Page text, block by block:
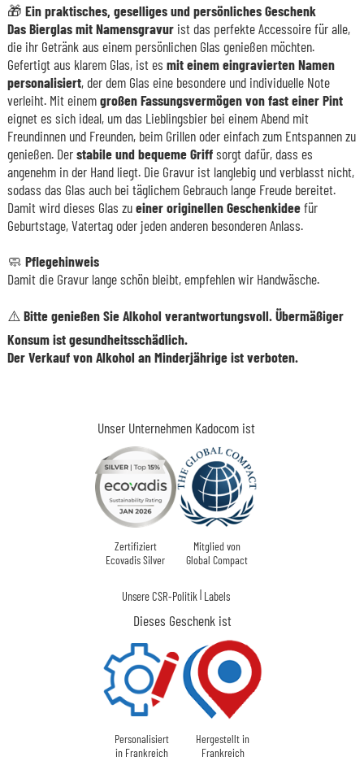
Unser Unternehmen Kadocom ist
Zertifiziert
Ecovadis Silver
Mitglied von
Global Compact
Unsere CSR-Politik | Labels
Dieses Geschenk ist
Personalisiert
in Frankreich
Hergestellt in
Frankreich
🎁 Ein praktisches, geselliges und persönliches Geschenk
Das Bierglas mit Namensgravurist das perfekte Accessoire für alle,
die ihr Getränk aus einem persönlichen Glas genießen möchten.
Gefertigt aus klarem Glas, ist es mit einem eingravierten Namen
personalisiert, der dem Glas eine besondere und individuelle Note
verleiht. Mit einemgroßen Fassungsvermögen von fast einer Pint
eignet es sich ideal, um das Lieblingsbier bei einem Abend mit
Freundinnen und Freunden, beim Grillen oder einfach zum Entspannen zu
genießen. Derstabile und bequeme Griffsorgt dafür, dass es
angenehm in der Hand liegt. Die Gravur ist langlebig und verblasst nicht,
sodass das Glas auch bei täglichem Gebrauch lange Freude bereitet.
Damit wird dieses Glas zueiner originellen Geschenkideefür
Geburtstage, Vatertag oder jeden anderen besonderen Anlass.
🧼 Pflegehinweis
Damit die Gravur lange schön bleibt, empfehlen wir Handwäsche.
⚠️ Bitte genießen Sie Alkohol verantwortungsvoll. Übermäßiger
Konsum ist gesundheitsschädlich.
Der Verkauf von Alkohol an Minderjährige ist verboten.